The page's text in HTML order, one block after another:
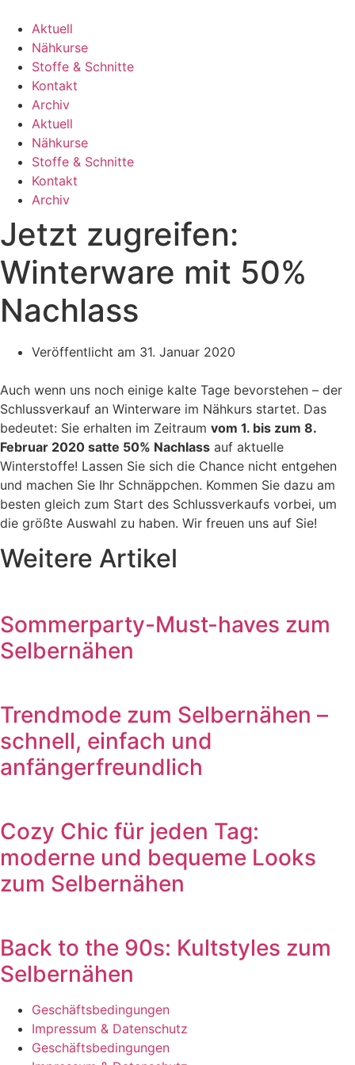
Inhalt
springen
Aktuell
Nähkurse
Stoffe & Schnitte
Kontakt
Archiv
Aktuell
Nähkurse
Stoffe & Schnitte
Kontakt
Archiv
Jetzt zugreifen:
Winterware mit 50%
Nachlass
Veröffentlicht am 31. Januar 2020
Auch wenn uns noch einige kalte Tage bevorstehen – der
Schlussverkauf an Winterware im Nähkurs startet. Das
bedeutet: Sie erhalten im Zeitraum vom 1. bis zum 8.
Februar 2020 satte 50% Nachlass auf aktuelle
Winterstoffe! Lassen Sie sich die Chance nicht entgehen
und machen Sie Ihr Schnäppchen. Kommen Sie dazu am
besten gleich zum Start des Schlussverkaufs vorbei, um
die größte Auswahl zu haben. Wir freuen uns auf Sie!
Weitere Artikel
Sommerparty-Must-haves zum
Selbernähen
Trendmode zum Selbernähen –
schnell, einfach und
anfängerfreundlich
Cozy Chic für jeden Tag:
moderne und bequeme Looks
zum Selbernähen
Back to the 90s: Kultstyles zum
Selbernähen
Geschäftsbedingungen
Impressum & Datenschutz
Geschäftsbedingungen